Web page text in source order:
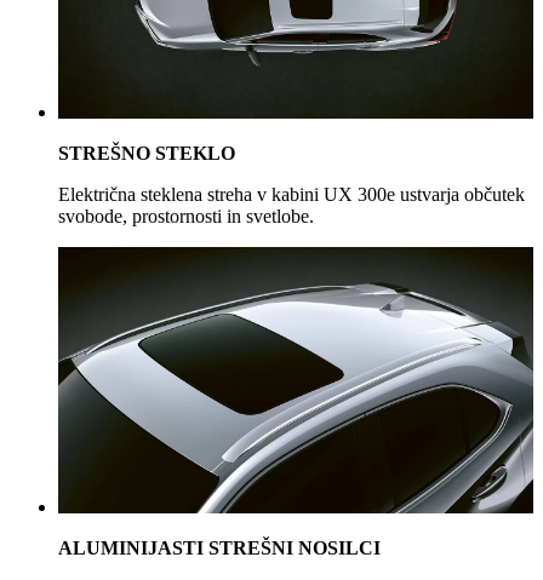
STREŠNO STEKLO
Električna steklena streha v kabini UX 300e ustvarja občutek
svobode, prostornosti in svetlobe.
ALUMINIJASTI STREŠNI NOSILCI